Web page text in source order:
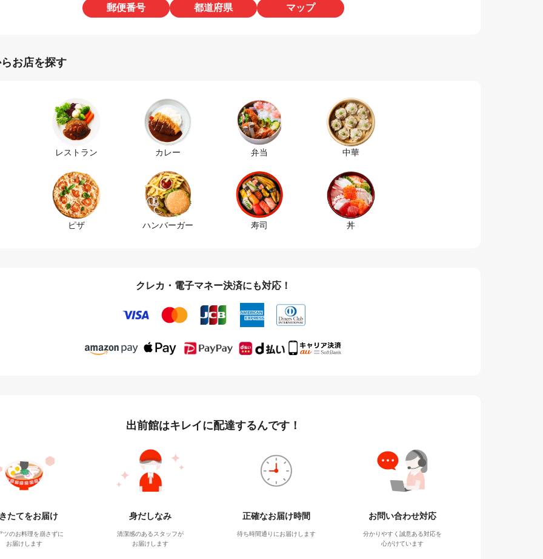
郵便番号 都道府県 マップ
お店を探す
レストラン カレー 弁当 中華
ピザ ハンバーガー 寿司 丼
クレカ・電子マネー決済にも対応！
出前館はキレイに配達するんです！
たてをお届け
ツのお料理を崩さずに
お届けします
身だしなみ
清潔感のあるスタッフが
お届けします
正確なお届け時間
待ち時間通りにお届けします
お問い合わせ対応
分かりやすく誠意ある対応を
心がけています